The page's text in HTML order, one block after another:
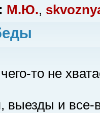
М.Ю.,
то не
выезды и все-